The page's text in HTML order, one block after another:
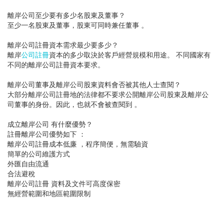
離岸公司至少要有多少名股東及董事？
至少一名股東及董事，股東可同時兼任董事 。
離岸公司註冊資本需求最少要多少？
離岸公司註冊資本的多少取決於客戶經營規模和用途。 不同國家有
不同的離岸公司註冊資本要求。
離岸公司董事及離岸公司股東資料會否被其他人士查閱？
大部分離岸公司註冊地的法律都不要求公開離岸公司股東及離岸公
司董事的身份。因此，也就不會被查閱到 。
成立離岸公司 有什麼優勢？
註冊離岸公司優勢如下 ：
離岸公司註冊成本低廉 ，程序簡便，無需驗資
簡單的公司維護方式
外匯自由流通
合法避稅
離岸公司註冊 資料及文件可高度保密
無經營範圍和地區範圍限制